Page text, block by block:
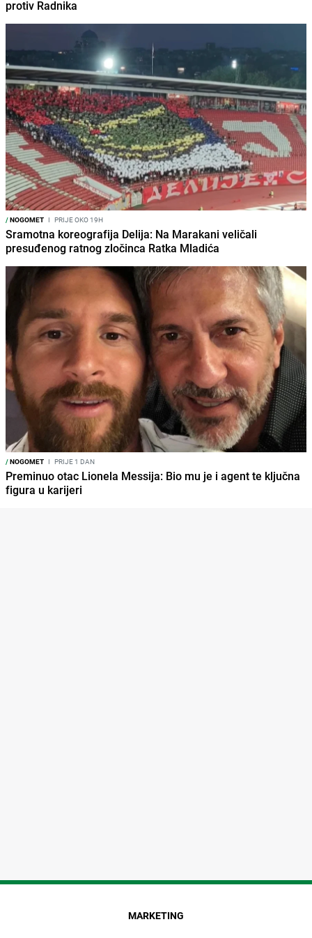
protiv Radnika
/NOGOMET I PRIJE OKO 19H
Sramotna koreografija Delija: Na Marakani veličali
presuđenog ratnog zločinca Ratka Mladića
/NOGOMET I PRIJE 1 DAN
Preminuo otac Lionela Messija: Bio mu je i agent te ključna
figura u karijeri
MARKETING